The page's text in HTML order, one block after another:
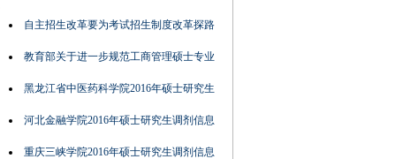
自主招生改革要为考试招生制度改革探路
教育部关于进一步规范工商管理硕士专业
黑龙江省中医药科学院2016年硕士研究生
河北金融学院2016年硕士研究生调剂信息
重庆三峡学院2016年硕士研究生调剂信息